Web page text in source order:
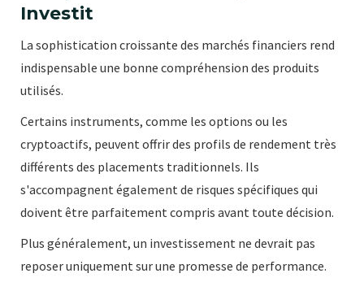
Investit
La sophistication croissante des marchés financiers rend
indispensable une bonne compréhension des produits
utilisés.
Certains instruments, comme les options ou les
cryptoactifs, peuvent offrir des profils de rendement très
différents des placements traditionnels. Ils
s'accompagnent également de risques spécifiques qui
doivent être parfaitement compris avant toute décision.
Plus généralement, un investissement ne devrait pas
reposer uniquement sur une promesse de performance.